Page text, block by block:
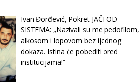
Ivan Đorđević, Pokret JAČI OD
SISTEMA: „Nazivali su me pedofilom,
alkosom i lopovom bez ijednog
dokaza. Istina će pobediti pred
institucijama!“